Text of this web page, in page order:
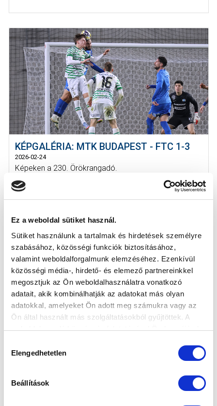
Ez a weboldal sütiket használ.
Sütiket használunk a tartalmak és hirdetések személyre
szabásához, közösségi funkciók biztosításához,
valamint weboldalforgalmunk elemzéséhez. Ezenkívül
közösségi média-, hirdető- és elemező partnereinkkel
megosztjuk az Ön weboldalhasználatra vonatkozó
adatait, akik kombinálhatják az adatokat más olyan
adatokkal, amelyeket Ön adott meg számukra vagy az
Ön által használt más szolgáltatásokból gyűjtöttek. A
weboldalon való böngészés folytatásával Ön hozzájárul a
kiválasztása
Elengedhetetlen
Beállítások
KÉPGALÉRIA: MTK BUDAPEST - FTC 1-3
2026-02-24
Képeken a 230. Örökrangadó.
KÖVETKEZŐ MÉRKŐZÉS
2026-08-09 17:30
SÁNDOR KÁROLY LABDARÚGÓ AKADÉMIA
MTK BUDAPEST II